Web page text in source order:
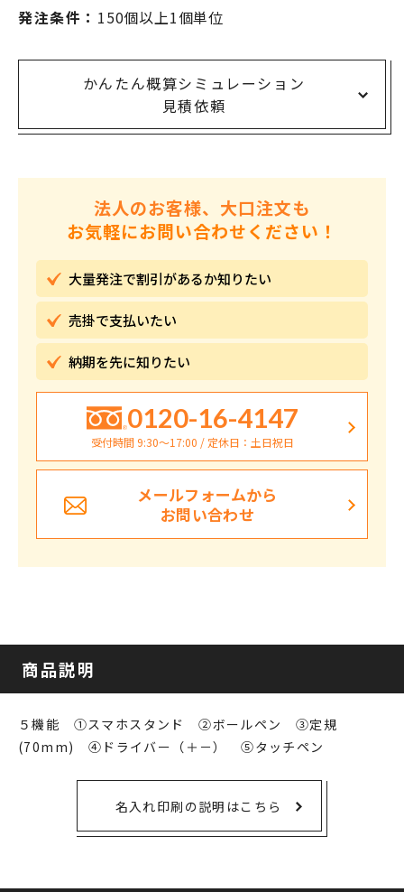
発注条件： 150個以上1個単位
かんたん概算シミュレーション
見積依頼
法人のお客様、大口注文も
お気軽にお問い合わせください！
大量発注で割引があるか知りたい
売掛で支払いたい
納期を先に知りたい
0120-16-4147
受付時間 9:30〜17:00 / 定休日：土日祝日
メールフォームから
お問い合わせ
商品説明
５機能 ①スマホスタンド ②ボールペン ③定規
(70mm) ④ドライバー（＋－） ⑤タッチペン
名入れ印刷の説明はこちら